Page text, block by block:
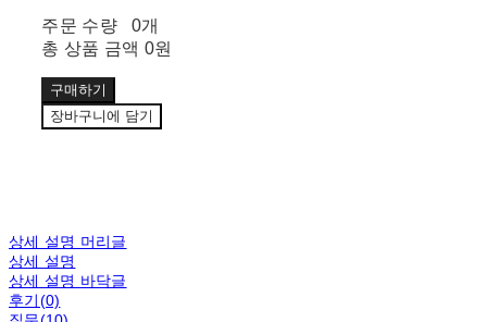
주문 수량
0개
총 상품 금액 0원
구매하기
장바구니에 담기
상세 설명 머리글
상세 설명
상세 설명 바닥글
후기(0)